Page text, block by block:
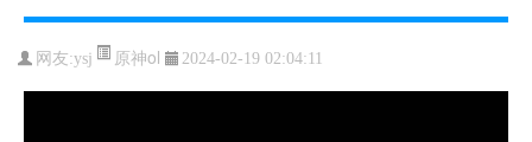
网友:ysj 原神ol 2024-02-19 02:04:11